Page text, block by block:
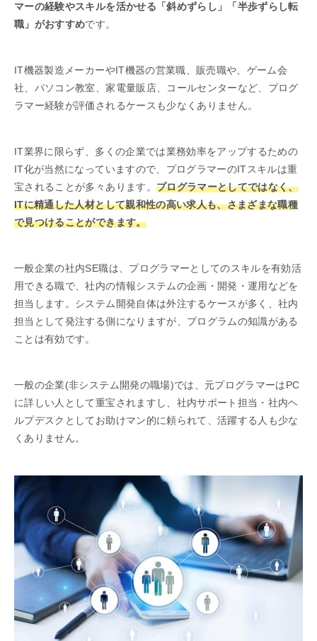
マーの経験やスキルを活かせる「斜めずらし」「半歩ずらし転
職」がおすすめです。
IT機器製造メーカーやIT機器の営業職、販売職や、ゲーム会
社、パソコン教室、家電量販店、コールセンターなど、プログ
ラマー経験が評価されるケースも少なくありません。
IT業界に限らず、多くの企業では業務効率をアップするための
IT化が当然になっていますので、プログラマーのITスキルは重
宝されることが多々あります。 プログラマーとしてではなく、
ITに精通した人材として親和性の高い求人も、さまざまな職種
で見つけることができます。
一般企業の社内SE職は、プログラマーとしてのスキルを有効活
用できる職で、社内の情報システムの企画・開発・運用などを
担当します。システム開発自体は外注するケースが多く、社内
担当として発注する側になりますが、プログラムの知識がある
ことは有効です。
一般の企業(非システム開発の職場)では、元プログラマーはPC
に詳しい人として重宝されますし、社内サポート担当・社内ヘ
ルプデスクとしてお助けマン的に頼られて、活躍する人も少な
くありません。